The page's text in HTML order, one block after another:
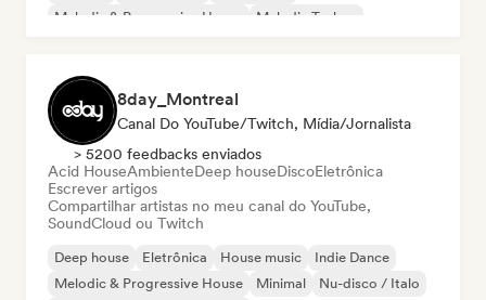
Melodic & Progressive House
Melodic Techno
8day_Montreal
Canal Do YouTube/Twitch, Mídia/Jornalista
> 5200 feedbacks enviados
Acid HouseAmbienteDeep houseDiscoEletrônica
Escrever artigos
Compartilhar artistas no meu canal do YouTube,
SoundCloud ou Twitch
Deep house Eletrônica House music
Indie Dance
Melodic & Progressive House
Minimal
Nu-disco / Italo